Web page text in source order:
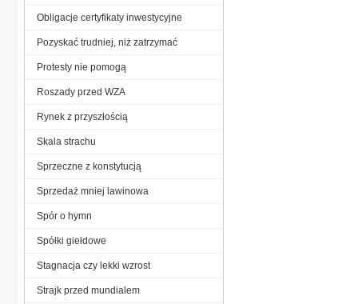
Obligacje certyfikaty inwestycyjne
Pozyskać trudniej, niż zatrzymać
Protesty nie pomogą
Roszady przed WZA
Rynek z przyszłością
Skala strachu
Sprzeczne z konstytucją
Sprzedaż mniej lawinowa
Spór o hymn
Spółki giełdowe
Stagnacja czy lekki wzrost
Strajk przed mundialem